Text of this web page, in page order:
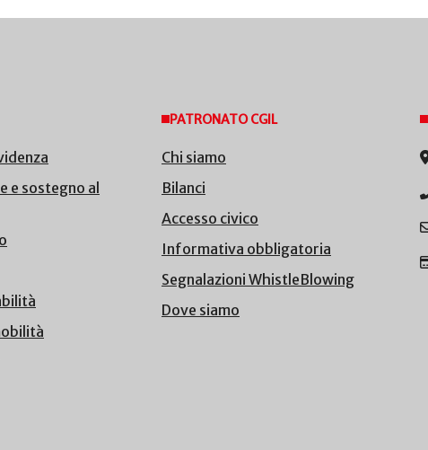
e sostegno al
PATRONATO CGIL
Chi siamo
Bilanci
Accesso civico
Informativa obbligatoria
Segnalazioni WhistleBlowing
Dove siamo